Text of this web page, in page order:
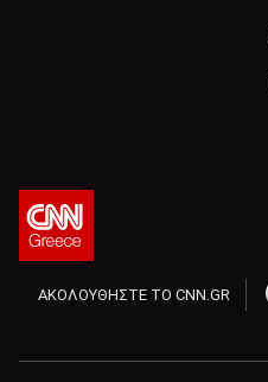
ΑΚΟΛΟΥΘΗΣΤΕ ΤΟ CNN.GR